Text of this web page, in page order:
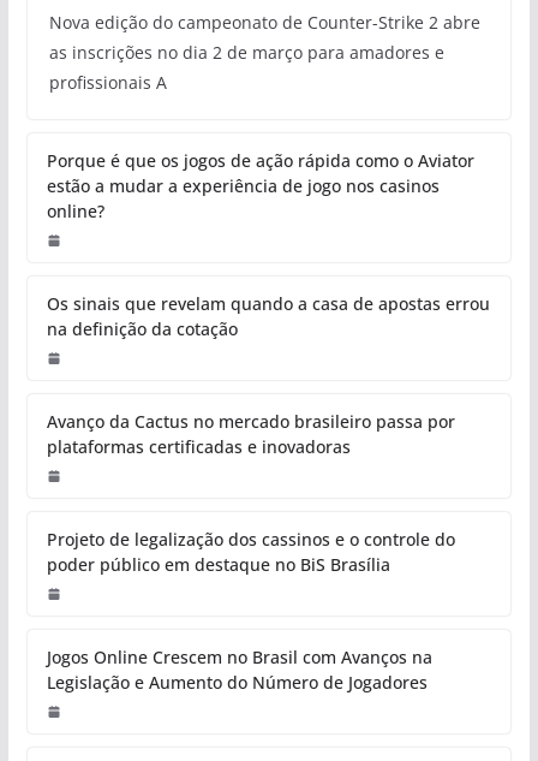
Nova edição do campeonato de Counter-Strike 2 abre
as inscrições no dia 2 de março para amadores e
profissionais A
Porque é que os jogos de ação rápida como o Aviator
estão a mudar a experiência de jogo nos casinos
online?
Os sinais que revelam quando a casa de apostas errou
na definição da cotação
Avanço da Cactus no mercado brasileiro passa por
plataformas certificadas e inovadoras
Projeto de legalização dos cassinos e o controle do
poder público em destaque no BiS Brasília
Jogos Online Crescem no Brasil com Avanços na
Legislação e Aumento do Número de Jogadores